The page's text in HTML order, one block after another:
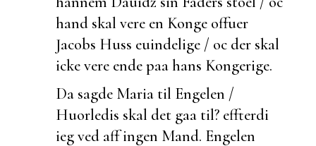
hand skal vere en Konge offuer
Jacobs Huss euindelige / oc der skal
icke vere ende paa hans Kongerige.
Da sagde Maria til Engelen /
Huorledis skal det gaa til? effterdi
ieg ved aff ingen Mand. Engelen